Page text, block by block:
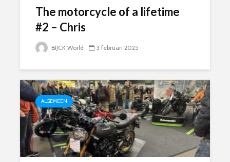
The motorcycle of a lifetime
#2 – Chris
BIJCK World 3 februari 2025
ALGEMEEN